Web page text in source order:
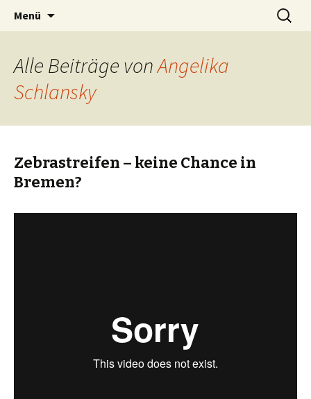
BREMENIZE
Menü
Suchen
nach:
Alle Beiträge vonAngelika
Schlansky
Zebrastreifen – keine Chance in
Bremen?